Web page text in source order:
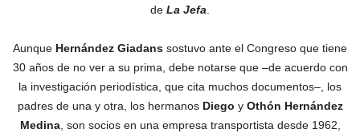
de La Jefa
Aunque Hernández Giadans sostuvo ante el Congreso que tiene
30 años de no ver a su prima, debe notarse que –de acuerdo con
la investigación periodística, que cita muchos documentos–, los
padres de una y otra, los hermanos Diego y Othón Hernández
Medina, son socios en una empresa transportista desde 1962,